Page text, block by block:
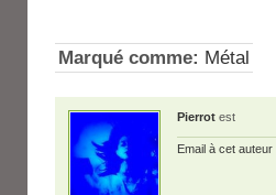
Marqué comme: Métal
Pierrot est
Email à cet auteur